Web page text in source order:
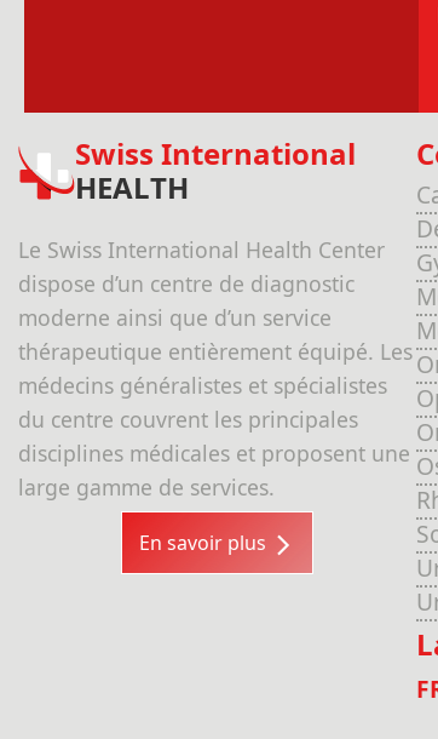
Swiss International
HEALTH
Le Swiss International Health Center
dispose d’un centre de diagnostic
moderne ainsi que d’un service
thérapeutique entièrement équipé. Les
médecins généralistes et spécialistes
du centre couvrent les principales
disciplines médicales et proposent une
large gamme de services.
En savoir plus